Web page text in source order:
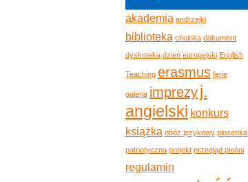
akademia andrzejki
biblioteka choinka dokument
dyskoteka dzień europejski English
Teaching erasmus ferie
galeria imprezyj.
angielski konkurs
książka obóz językowy piosenka
patriotyczna projekt przegląd pieśni
regulamin